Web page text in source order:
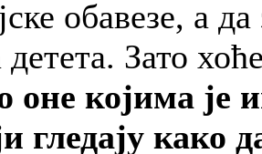
обавезе, а
детета. Зато
оне којима је
гледају како